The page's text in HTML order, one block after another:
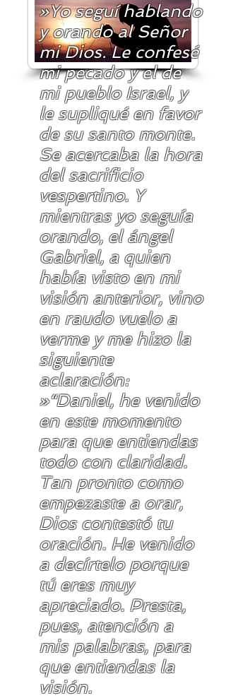
»Yo seguí hablando
y orando al Señor
mi Dios. Le confesé
mi pecado y el de
mi pueblo Israel, y
le supliqué en favor
de su santo monte.
Se acercaba la hora
del sacrificio
vespertino. Y
mientras yo seguía
orando, el ángel
Gabriel, a quien
había visto en mi
visión anterior, vino
en raudo vuelo a
verme y me hizo la
siguiente
aclaración:
»“Daniel, he venido
en este momento
para que entiendas
todo con claridad.
Tan pronto como
empezaste a orar,
Dios contestó tu
oración. He venido
a decírtelo porque
tú eres muy
apreciado. Presta,
pues, atención a
mis palabras, para
que entiendas la
visión.